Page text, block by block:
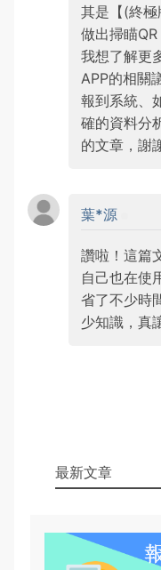
其是【(終極
做出掃瞄
我想了解更
APP的相關
報到系統、
確的資料分
的文章，謝
葉*源
讚啦！這篇
自己也在使
省了不少時
少知識，真
最新文章